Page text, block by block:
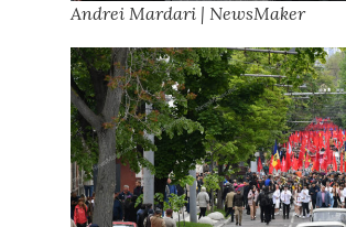
Andrei Mardari | NewsMaker